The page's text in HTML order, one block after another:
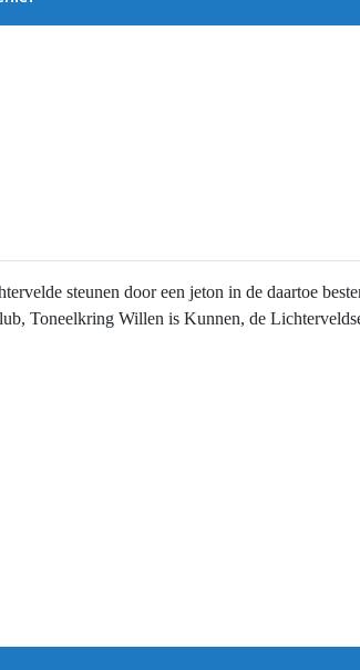
steunen door een jeton in de daartoe
Toneelkring Willen is Kunnen, de